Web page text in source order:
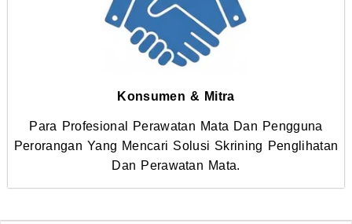
Konsumen & Mitra
Para Profesional Perawatan Mata Dan Pengguna
Perorangan Yang Mencari Solusi Skrining Penglihatan
Dan Perawatan Mata.